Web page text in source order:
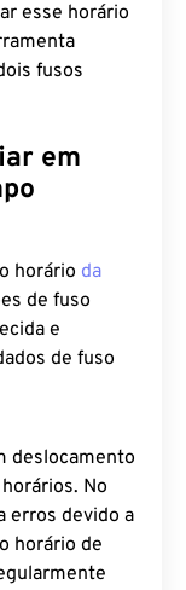
esse horário
fusos
em
horário da
de fuso
e
de fuso
deslocamento
No
erros devido a
horário de